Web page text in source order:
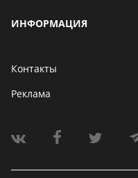
ИНФОРМАЦИЯ
Контакты
Реклама